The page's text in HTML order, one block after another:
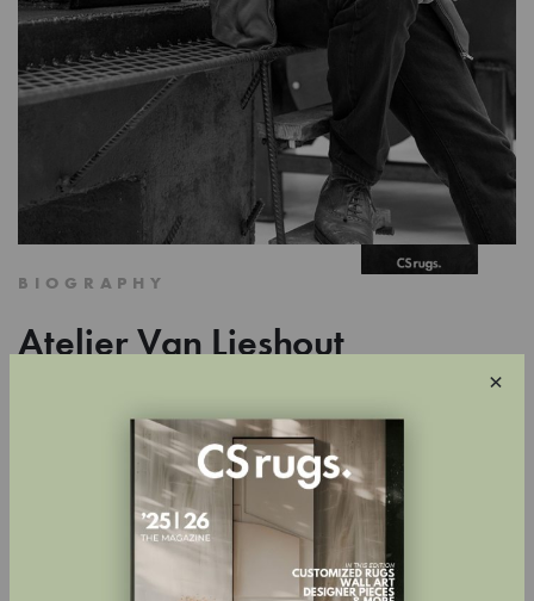
BIOGRAPHY
Atelier Van Lieshout
Ravenstein, Nederland) werd op zestienjarige leeftijd toegelaten tot
de Rotterdamse Academie voor de Kunsten en werkt sinds de
oprichting in 1995 uitsluitend onder de naam Atelier Van Lieshout
(AVL). Atelier Van Lieshout heeft een multidisciplinaire praktijk
opgezet die werken produceert op de grens tussen kunst, design
en architectuur. Werk van AVL is tentoongesteld in musea en
×